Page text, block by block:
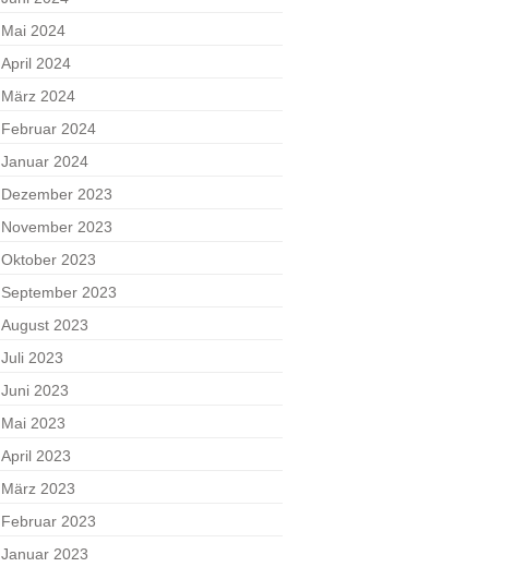
Mai 2024
April 2024
März 2024
Februar 2024
Januar 2024
Dezember 2023
November 2023
Oktober 2023
September 2023
August 2023
Juli 2023
Juni 2023
Mai 2023
April 2023
März 2023
Februar 2023
Januar 2023